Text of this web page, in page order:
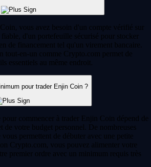
vous avez besoin d'un compte vérifié sur
d'un portefeuille sécurisé pour stocker
de financement tel qu'un virement bancaire.
tout-en-un comme Crypto.com permet de
essentiels au même endroit.
pour trader Enjin Coin ?
pour commencer à trader Enjin Coin dépend de
de votre budget personnel. De nombreuses
permettent de débuter avec une petite
Crypto.com, vous pouvez alimenter votre
premier ordre avec un minimum requis très